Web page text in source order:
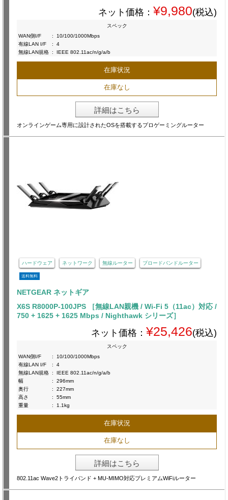
ネット価格： ¥9,980(税込)
スペック
WAN側I/F
:
10/100/1000Mbps
有線LAN I/F
:
4
無線LAN規格 : IEEE 802.11ac/n/g/a/b
在庫状況
在庫なし
詳細はこちら
オンラインゲーム専用に設計されたOSを搭載するプロゲーミングルーター
ハードウェア ネットワーク 無線ルーター ブロードバンドルーター
送料無料
NETGEAR ネットギア
X6S R8000P-100JPS ［無線LAN親機 / Wi-Fi 5（11ac）対応 /
750 + 1625 + 1625 Mbps / Nighthawk シリーズ］
ネット価格： ¥25,426(税込)
スペック
WAN側I/F
:
10/100/1000Mbps
有線LAN I/F
:
4
無線LAN規格 :
IEEE 802.11ac/n/g/a/b
幅
:
296mm
奥行
:
227mm
高さ
:
55mm
重量
: 1.1kg
在庫状況
在庫なし
詳細はこちら
802.11ac Wave2トライバンド + MU-MIMO対応プレミアムWiFiルーター